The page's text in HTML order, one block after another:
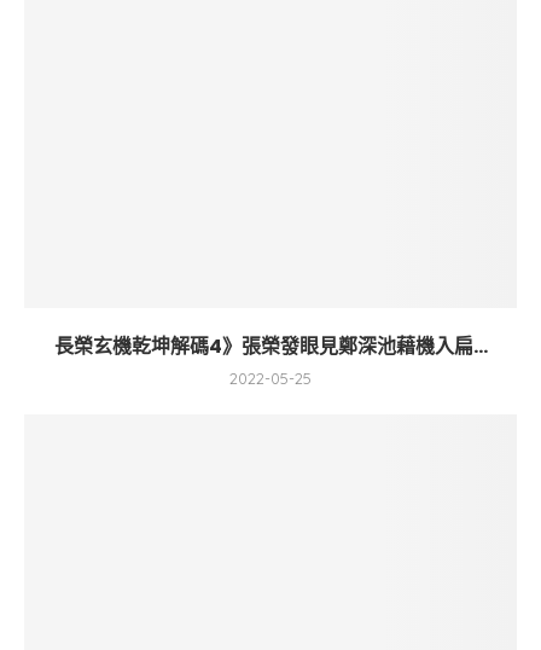
長榮玄機乾坤解碼4》張榮發眼見鄭深池藉機入扁...
2022-05-25